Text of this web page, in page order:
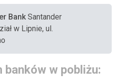
BankSantander
w Lipnie, ul.
banków w pobliżu: